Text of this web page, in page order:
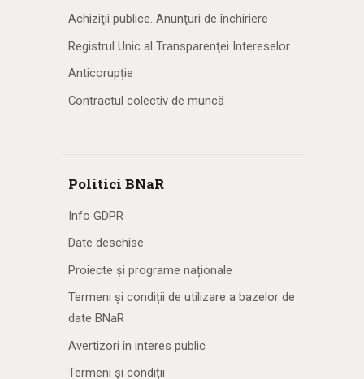
Achiziţii publice. Anunţuri de închiriere
Registrul Unic al Transparenţei Intereselor
Anticorupție
Contractul colectiv de muncă
Politici BNaR
Info GDPR
Date deschise
Proiecte și programe naționale
Termeni și condiții de utilizare a bazelor de
date BNaR
Avertizori în interes public
Termeni și condiții